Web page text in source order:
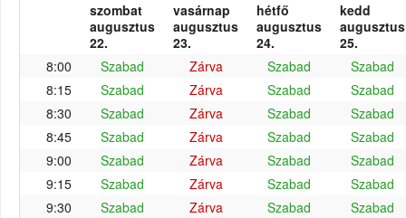
szombat
augusztus
22.
vasárnap
augusztus
23.
hétfő
augusztus
24.
kedd
augusztus
25.
8:00
Szabad Zárva Szabad
Szabad
8:15
Szabad Zárva Szabad
Szabad
8:30
Szabad Zárva Szabad
Szabad
8:45
Szabad Zárva Szabad
Szabad
9:00
Szabad Zárva Szabad
Szabad
9:15
Szabad Zárva Szabad
Szabad
9:30
Szabad Zárva Szabad
Szabad